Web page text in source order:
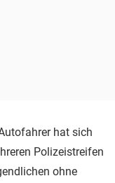
hat sich
Polizeistreifen
ohne